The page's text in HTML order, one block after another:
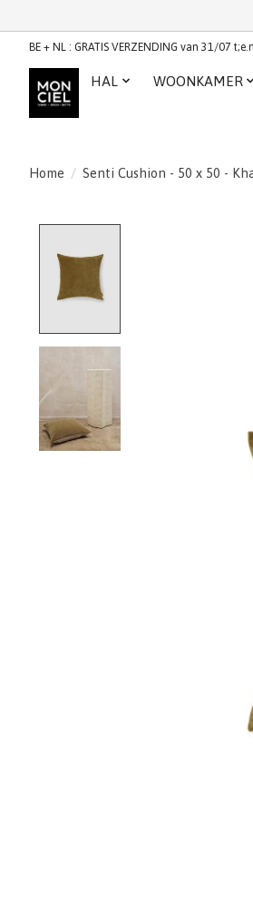
BE + NL : GRATIS VERZENDING van 31/07
HAL WOONKAMER
Home / Senti Cushion - 50 x 50 -